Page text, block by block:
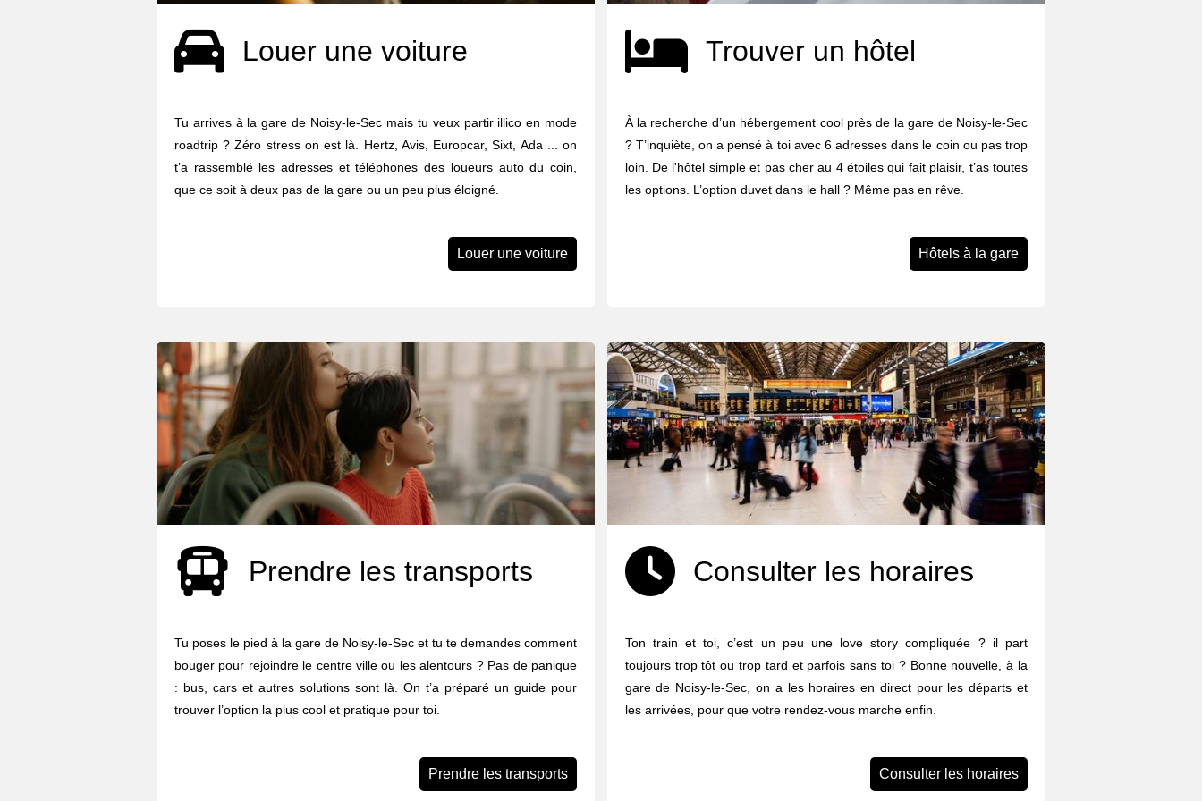
Louer une voiture
Tu arrives à la gare de Noisy-le-Sec mais tu veux partir illico en mode
roadtrip ? Zéro stress on est là. Hertz, Avis, Europcar, Sixt, Ada ... on
t’a rassemblé les adresses et téléphones des loueurs auto du coin,
que ce soit à deux pas de la gare ou un peu plus éloigné.
Louer une voiture
Trouver un hôtel
À la recherche d’un hébergement cool près de la gare de Noisy-le-Sec
? T’inquiète, on a pensé à toi avec 6 adresses dans le coin ou pas trop
loin. De l'hôtel simple et pas cher au 4 étoiles qui fait plaisir, t’as toutes
les options. L’option duvet dans le hall ? Même pas en rêve.
Hôtels à la gare
Prendre les transports
Tu poses le pied à la gare de Noisy-le-Sec et tu te demandes comment
bouger pour rejoindre le centre ville ou les alentours ? Pas de panique
: bus, cars et autres solutions sont là. On t’a préparé un guide pour
trouver l’option la plus cool et pratique pour toi.
Prendre les transports
Consulter les horaires
Ton train et toi, c’est un peu une love story compliquée ? il part
toujours trop tôt ou trop tard et parfois sans toi ? Bonne nouvelle, à la
gare de Noisy-le-Sec, on a les horaires en direct pour les départs et
les arrivées, pour que votre rendez-vous marche enfin.
Consulter les horaires